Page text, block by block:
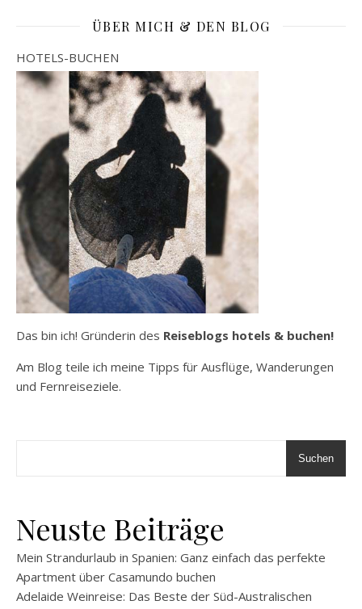
ÜBER MICH & DEN BLOG
HOTELS-BUCHEN
Das bin ich! Gründerin des Reiseblogs hotels & buchen!
Am Blog teile ich meine Tipps für Ausflüge, Wanderungen
und Fernreiseziele.
Suchen
Neuste Beiträge
Mein Strandurlaub in Spanien: Ganz einfach das perfekte
Apartment über Casamundo buchen
Adelaide Weinreise: Das Beste der Süd-Australischen